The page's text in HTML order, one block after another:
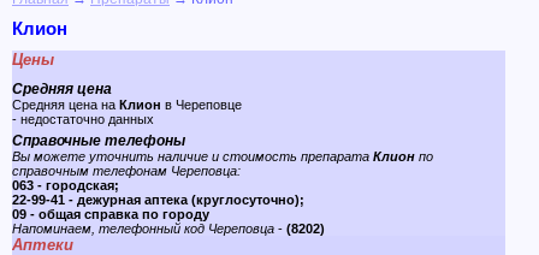
Клион
Цены
Средняя цена
Средняя цена на Клион в Череповце
- недостаточно данных
Справочные телефоны
Вы можете уточнить наличие и стоимость препарата Клион по
справочным телефонам Череповца:
063 - городская;
22-99-41 - дежурная аптека (круглосуточно);
09 - общая справка по городу
Напоминаем, телефонный код Череповца - (8202)
Аптеки